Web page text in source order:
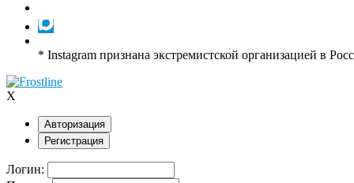
* Instagram признана экстремистской организацией в
X
Авторизация
Регистрация
Логин: